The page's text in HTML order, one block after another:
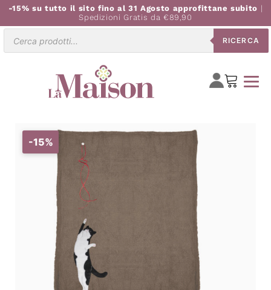
-15% su tutto il sito fino al 31 Agosto approfittane subito |
Spedizioni Gratis da €89,90
RICERCA
-15%